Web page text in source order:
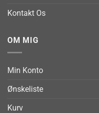
Kontakt Os
OM MIG
Min Konto
Ønskeliste
Kurv